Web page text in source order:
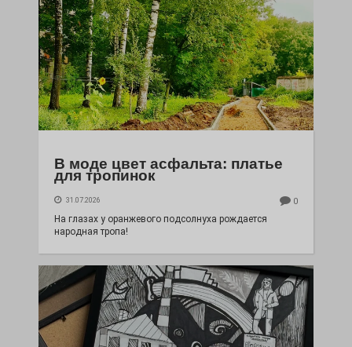
В моде цвет асфальта: платье
для тропинок
31.07.2026 0
На глазах у оранжевого подсолнуха рождается
народная тропа!